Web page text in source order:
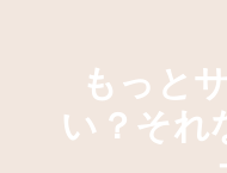
もっと
い？それ